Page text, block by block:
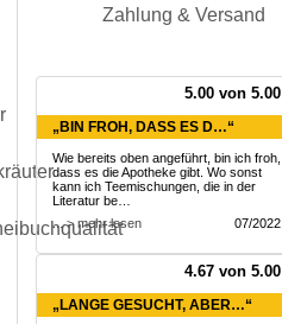
Zahlung & Versand
5.00 von 5.00
„BIN FROH, DASS ES D…“
Wie bereits oben angeführt, bin ich froh,
dass es die Apotheke gibt. Wo sonst
kann ich Teemischungen, die in der
Literatur be…
... > mehr lesen
07/2022
4.67 von 5.00
„LANGE GESUCHT, ABER…“